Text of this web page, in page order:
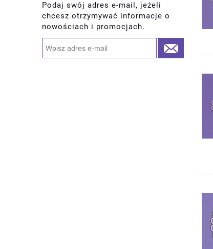
Podaj swój adres e-mail, jeżeli
chcesz otrzymywać informacje o
nowościach i promocjach.